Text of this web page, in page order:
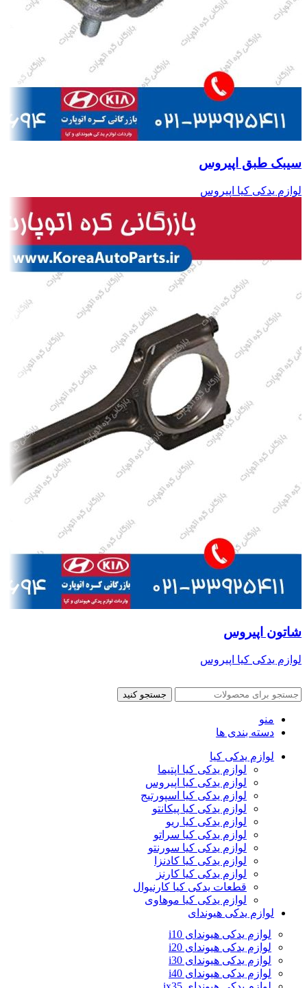
سیبک طبق اپیروس
لوازم یدکی کیا اپیروس
شاتون اپیروس
لوازم یدکی کیا اپیروس
جستجو کنید
منو
دسته بندی ها
لوازم یدکی کیا
لوازم یدکی کیا اپتیما
لوازم یدکی کیا اپیروس
لوازم یدکی کیا اسپورتیج
لوازم یدکی کیا پیکانتو
لوازم یدکی کیا ریو
لوازم یدکی کیا سراتو
لوازم یدکی کیا سورنتو
لوازم یدکی کیا کادنزا
لوازم یدکی کیا کارنز
قطعات یدکی کیا کارنیوال
لوازم یدکی کیا موهاوی
لوازم یدکی هیوندای
لوازم یدکی هیوندای i10
لوازم یدکی هیوندای i20
لوازم یدکی هیوندای i30
لوازم یدکی هیوندای i40